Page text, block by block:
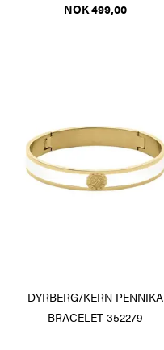
NOK 499,00
DYRBERG/KERN PENNIKA
BRACELET 352279